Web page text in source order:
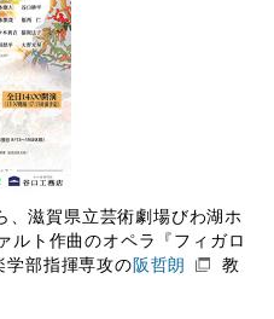
滋賀県立芸術劇場びわ湖ホ
ルト作曲のオペラ『フィガロ
学部指揮専攻の 阪哲朗
教